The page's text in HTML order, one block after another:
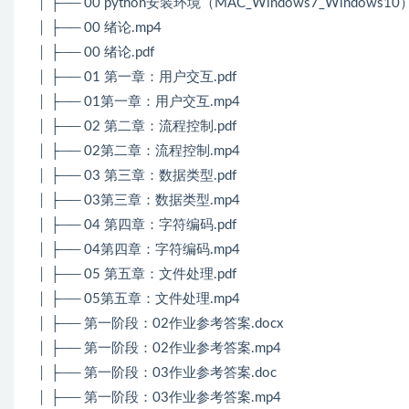
│ ├── 00 python安装环境（MAC_Windows7_Windows10
│ ├── 00 绪论.mp4
│ ├── 00 绪论.pdf
│ ├── 01 第一章：用户交互.pdf
│ ├── 01第一章：用户交互.mp4
│ ├── 02 第二章：流程控制.pdf
│ ├── 02第二章：流程控制.mp4
│ ├── 03 第三章：数据类型.pdf
│ ├── 03第三章：数据类型.mp4
│ ├── 04 第四章：字符编码.pdf
│ ├── 04第四章：字符编码.mp4
│ ├── 05 第五章：文件处理.pdf
│ ├── 05第五章：文件处理.mp4
│ ├── 第一阶段：02作业参考答案.docx
│ ├── 第一阶段：02作业参考答案.mp4
│ ├── 第一阶段：03作业参考答案.doc
│ ├── 第一阶段：03作业参考答案.mp4